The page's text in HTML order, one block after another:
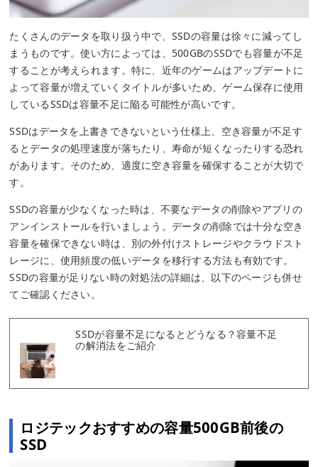
たくさんのデータを取り扱う中で、SSDの容量は徐々に減ってし
まうものです。使い方によっては、500GBのSSDでも容量が不足
することが考えられます。特に、近年のゲームはアップデートに
よって容量が増えていくタイトルが多いため、ゲーム保存に使用
しているSSDは容量不足に陥る可能性が高いです。
SSDはデータを上書きできないという仕様上、空き容量が不足す
るとデータの処理速度が落ちたり、寿命が短くなったりする恐れ
があります。そのため、適度に空き容量を確保することが大切で
す。
SSDの容量が少なくなった時は、不要なデータの削除やアプリの
アンインストールを行いましょう。データの削除では十分な空き
容量を確保できない時は、別の外付けストレージやクラウドスト
レージに、使用頻度の低いデータを移行する方法も有効です。
SSDの容量が足りない時の対処法の詳細は、以下のページも併せ
てご確認ください。
SSDが容量不足になるとどうなる？容量不足
の解消法をご紹介
ロジテックおすすめの容量500GB前後の
SSD